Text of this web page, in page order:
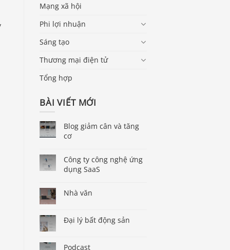
Mạng xã hội
Phi lợi nhuận
Sáng tạo
Thương mại điện tử
Tổng hợp
BÀI VIẾT MỚI
Blog giảm cân và tăng
cơ
Công ty công nghệ ứng
dụng SaaS
Nhà văn
Đại lý bất động sản
Podcast